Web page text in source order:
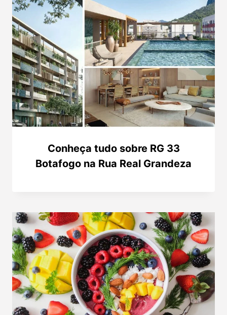
Conheça tudo sobre RG 33
Botafogo na Rua Real Grandeza